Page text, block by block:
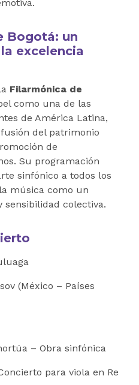
Bogotá: un
excelencia
Filarmónica de
como una de las
de América Latina,
del patrimonio
de
Su programación
sinfónico a todos los
música como un
sensibilidad colectiva.
(México – Países
– Obra sinfónica
para viola en Re